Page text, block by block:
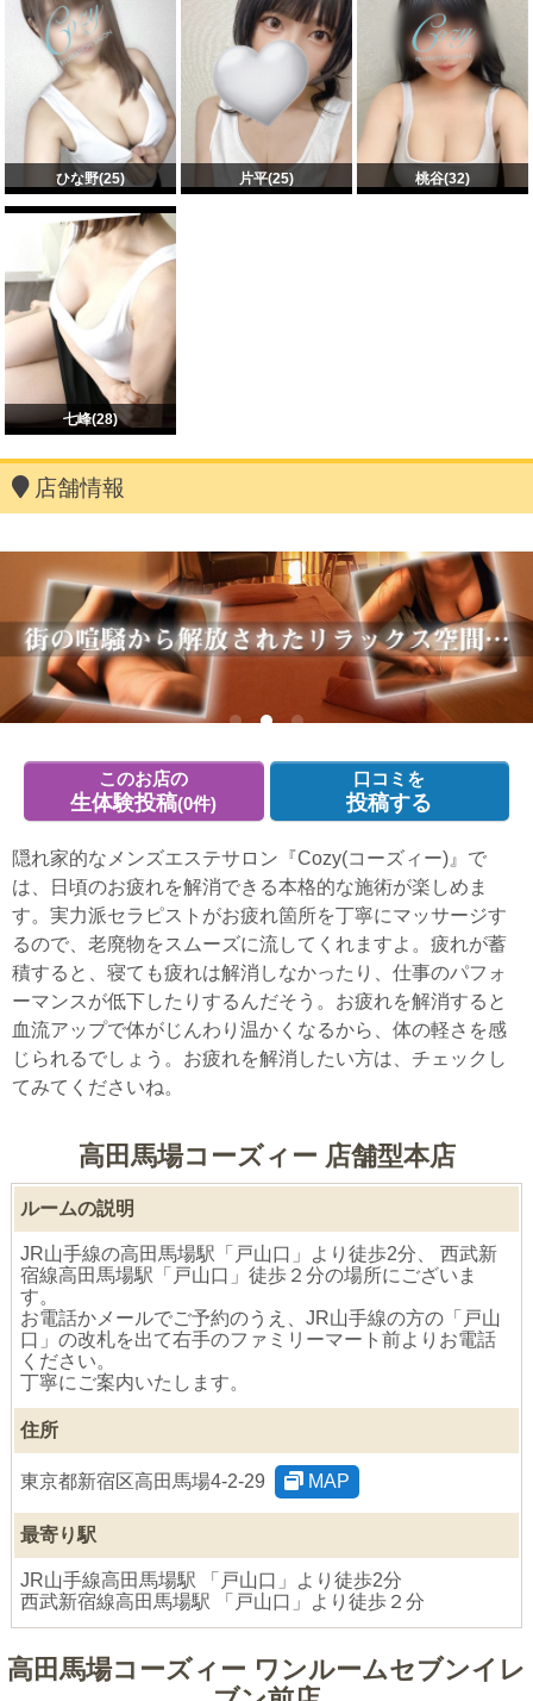
ひな野(25) 片平(25) 桃谷(32)
七峰(28)
店舗情報
このお店の
生体験投稿(0件)
口コミを
投稿する
隠れ家的なメンズエステサロン『Cozy(コーズィー)』で
は、日頃のお疲れを解消できる本格的な施術が楽しめま
す。実力派セラピストがお疲れ箇所を丁寧にマッサージす
るので、老廃物をスムーズに流してくれますよ。疲れが蓄
積すると、寝ても疲れは解消しなかったり、仕事のパフォ
ーマンスが低下したりするんだそう。お疲れを解消すると
血流アップで体がじんわり温かくなるから、体の軽さを感
じられるでしょう。お疲れを解消したい方は、チェックし
てみてくださいね。
高田馬場コーズィー 店舗型本店
ルームの説明
JR山手線の高田馬場駅「戸山口」より徒歩2分、 西武新
宿線高田馬場駅「戸山口」徒歩２分の場所にございま
す。
お電話かメールでご予約のうえ、JR山手線の方の「戸山
口」の改札を出て右手のファミリーマート前よりお電話
ください。
丁寧にご案内いたします。
住所
東京都新宿区高田馬場4-2-29 MAP
最寄り駅
JR山手線高田馬場駅 「戸山口」より徒歩2分
西武新宿線高田馬場駅 「戸山口」より徒歩２分
高田馬場コーズィー ワンルームセブンイレ